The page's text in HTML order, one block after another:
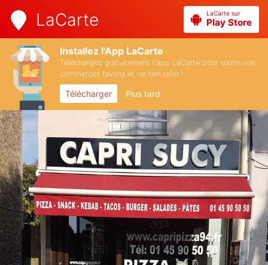
LaCarte LaCarte sur
Play Store
Installez l'App LaCarte
Téléchargez gratuitement l'app LaCarte pour suivre vos
commerces favoris et ne rien rater !
Télécharger Plus tard